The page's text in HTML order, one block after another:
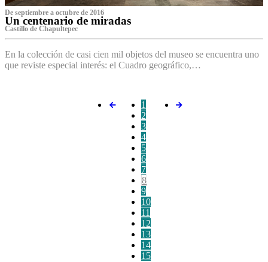
De septiembre a octubre de 2016
Un centenario de miradas
Castillo de Chapultepec
En la colección de casi cien mil objetos del museo se encuentra uno
que reviste especial interés: el Cuadro geográfico,…
1
2
3
4
5
6
7
8
9
10
11
12
13
14
15